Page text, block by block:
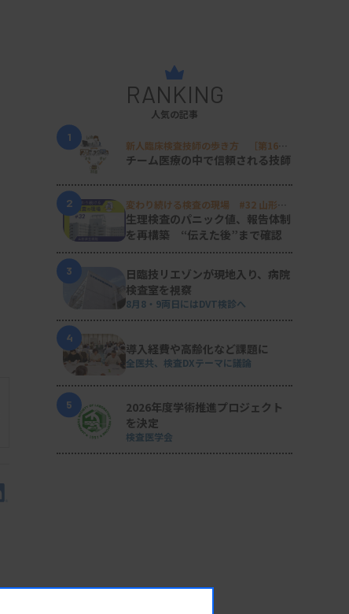
RANKING
人気の記事
1
新人臨床検査技師の歩き方 ［第16
回］
チーム医療の中で信頼される技師
2
変わり続ける検査の現場 #32 山形済
生病院
生理検査のパニック値、報告体制
を再構築 “伝えた後”まで確認
3
日臨技リエゾンが現地入り、病院
検査室を視察
8月8・9両日にはDVT検診へ
4
導入経費や高齢化など課題に
全医共、検査DXテーマに議論
5
2026年度学術推進プロジェクト
を決定
検査医学会